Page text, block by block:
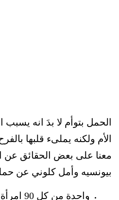
الحمل بتوأم لا بدَ انه
الأم ولكنه يملىء قلبها
معنا على بعض الحقائق عن
بيونسيه وأمل كلوني عن
واحدة من كل 90 امرأة يمكن ان تنجب توأم